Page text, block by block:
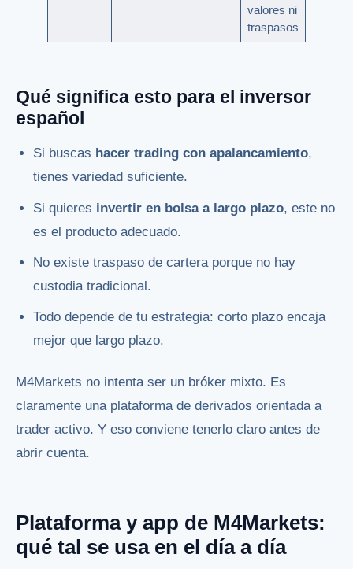
valores ni
traspasos
Qué significa esto para el inversor
español
Si buscas hacer trading con apalancamiento,
tienes variedad suficiente.
Si quieres invertir en bolsa a largo plazo, este no
es el producto adecuado.
No existe traspaso de cartera porque no hay
custodia tradicional.
Todo depende de tu estrategia: corto plazo encaja
mejor que largo plazo.
M4Markets no intenta ser un bróker mixto. Es
claramente una plataforma de derivados orientada a
trader activo. Y eso conviene tenerlo claro antes de
abrir cuenta.
Plataforma y app de M4Markets:
qué tal se usa en el día a día